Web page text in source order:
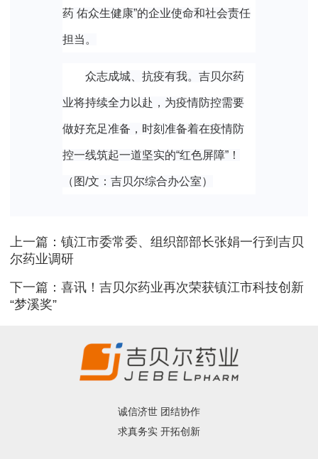
药 佑众生健康”的企业使命和社会责任
担当。
众志成城、抗疫有我。吉贝尔药
业将持续全力以赴，为疫情防控需要
做好充足准备， 时刻准备着在疫情防
控一线筑起一道坚实的“红色屏障”！
（图/文：吉贝尔综合办公室）
上一篇：镇江市委常委、组织部部长张娟一行到吉贝
尔药业调研
下一篇：喜讯！吉贝尔药业再次荣获镇江市科技创新
“梦溪奖”
诚信济世 团结协作
求真务实 开拓创新